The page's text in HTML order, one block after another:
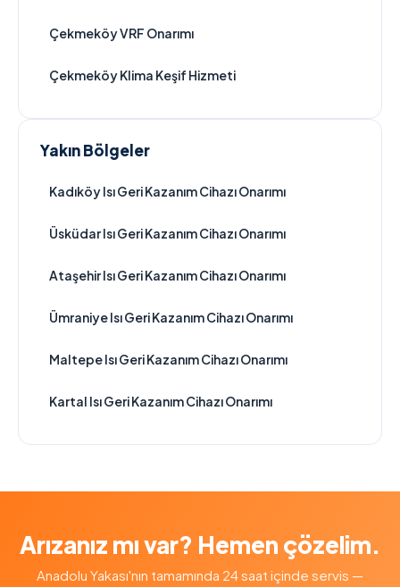
Çekmeköy VRF Onarımı
Çekmeköy Klima Keşif Hizmeti
Yakın Bölgeler
Kadıköy Isı Geri Kazanım Cihazı Onarımı
Üsküdar Isı Geri Kazanım Cihazı Onarımı
Ataşehir Isı Geri Kazanım Cihazı Onarımı
Ümraniye Isı Geri Kazanım Cihazı Onarımı
Maltepe Isı Geri Kazanım Cihazı Onarımı
Kartal Isı Geri Kazanım Cihazı Onarımı
Arızanız mı var? Hemen çözelim.
Anadolu Yakası'nın tamamında 24 saat içinde servis —